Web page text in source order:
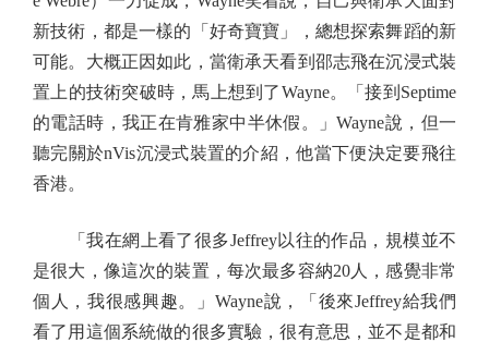
新技術，都是一樣的「好奇寶寶」，總想探索舞蹈的新
可能。大概正因如此，當衛承天看到邵志飛在沉浸式裝
置上的技術突破時，馬上想到了Wayne。「接到Septime
的電話時，我正在肯雅家中半休假。」Wayne說，但一
聽完關於nVis沉浸式裝置的介紹，他當下便決定要飛往
香港。
「我在網上看了很多Jeffrey以往的作品，規模並不
是很大，像這次的裝置，每次最多容納20人，感覺非常
個人，我很感興趣。」Wayne說，「後來Jeffrey給我們
看了用這個系統做的很多實驗，很有意思，並不是都和